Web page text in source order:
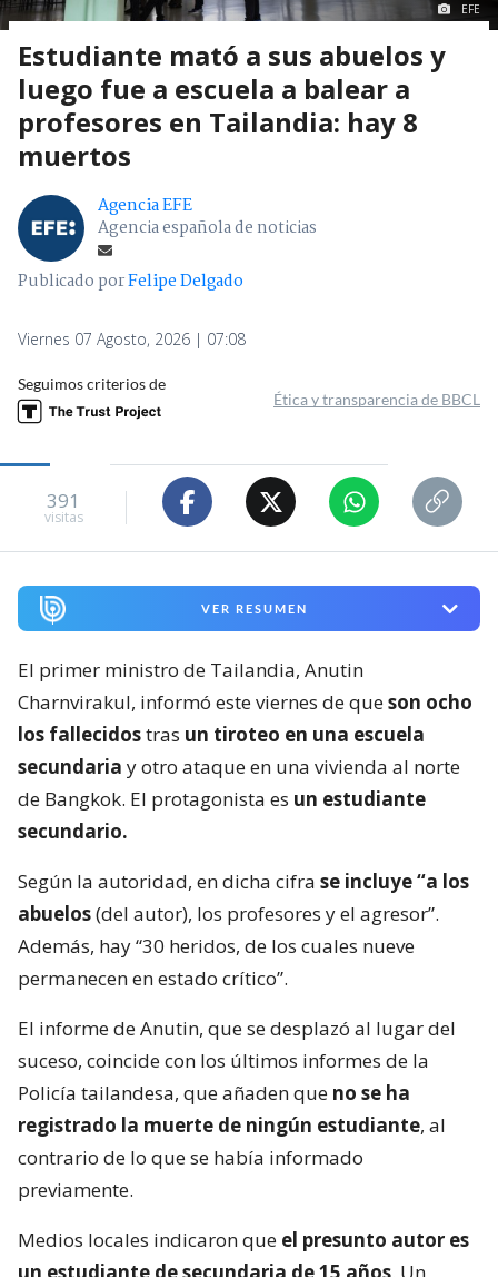
EFE
Estudiante mató a sus abuelos y
luego fue a escuela a balear a
profesores en Tailandia: hay 8
muertos
Agencia EFE
Agencia española de noticias
Publicado porFelipe Delgado
Viernes 07 Agosto, 2026 | 07:08
Seguimos criterios de
Ética y transparencia de BBCL
391
visitas
VER RESUMEN
El primer ministro de Tailandia, Anutin
Charnvirakul, informó este viernes de queson ocho
los fallecidostras un tiroteo en una escuela
secundaria y otro ataque en una vivienda al norte
de Bangkok. El protagonista es un estudiante
secundario.
Según la autoridad, en dicha cifra se incluye “a los
abuelos(del autor), los profesores y el agresor”.
Además, hay “30 heridos, de los cuales nueve
permanecen en estado crítico”.
El informe de Anutin, que se desplazó al lugar del
suceso, coincide con los últimos informes de la
Policía tailandesa, que añaden que no se ha
registrado la muerte de ningún estudiante, al
contrario de lo que se había informado
previamente.
Medios locales indicaron que el presunto autor es